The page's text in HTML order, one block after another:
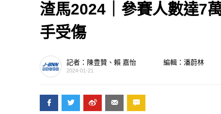
渣馬2024｜參賽人數達7
手受傷
記者：陳豊贊、賴 嘉怡 編輯：潘蔚林
2024-01-21